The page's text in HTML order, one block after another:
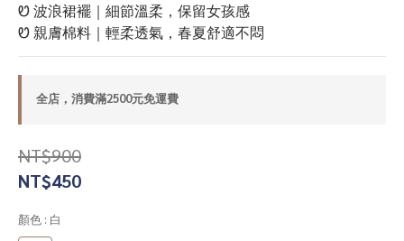
Ꮼ 波浪裙襬｜細節溫柔，保留女孩感
Ꮼ 親膚棉料｜輕柔透氣，春夏舒適不悶
全店，消費滿2500元免運費
NT$900
NT$450
顏色 : 白